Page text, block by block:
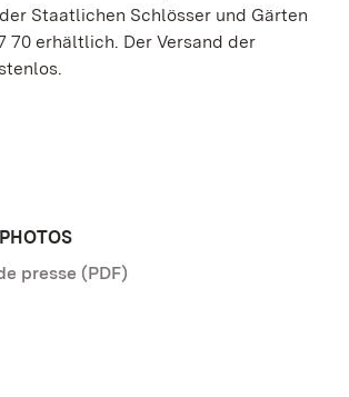
Staatlichen Schlösser und Gärten
70 erhältlich. Der Versand der
presse (PDF)